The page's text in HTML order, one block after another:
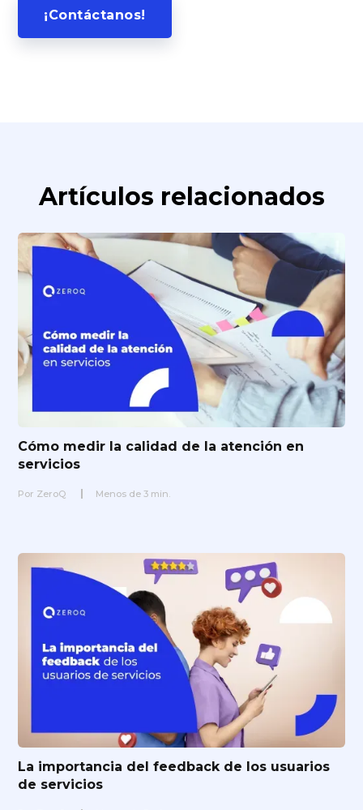
¡Contáctanos!
Artículos relacionados
Cómo medir la calidad de la atención en
servicios
Por ZeroQ Menos de 3 min.
La importancia del feedback de los usuarios
de servicios